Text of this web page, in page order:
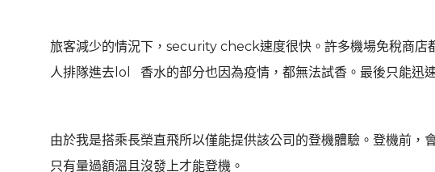
旅客減少的情況下，security check速度很快。許多機場免稅商店
人排隊進去lol 香水的部分也因為疫情，都無法試香。最後只能迅
由於我是搭乘長榮直飛所以僅能提供該公司的登機體驗。登機前，
只有量過額溫且沒發上才能登機。